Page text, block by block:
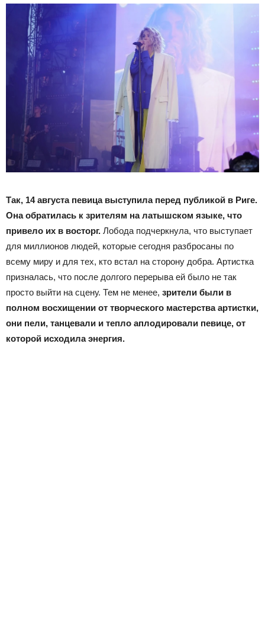
Так, 14 августа певица выступила перед публикой в Риге.
Она обратилась к зрителям на латышском языке, что
привело их в восторг. Лобода подчеркнула, что выступает
для миллионов людей, которые сегодня разбросаны по
всему миру и для тех, кто встал на сторону добра. Артистка
призналась, что после долгого перерыва ей было не так
просто выйти на сцену. Тем не менее, зрители были в
полном восхищении от творческого мастерства артистки,
они пели, танцевали и тепло аплодировали певице, от
которой исходила энергия.